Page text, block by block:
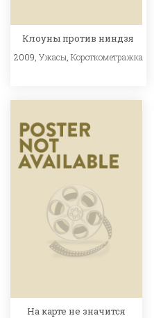
Клоуны против ниндзя
2009, Ужасы Короткометражка
На карте не значится